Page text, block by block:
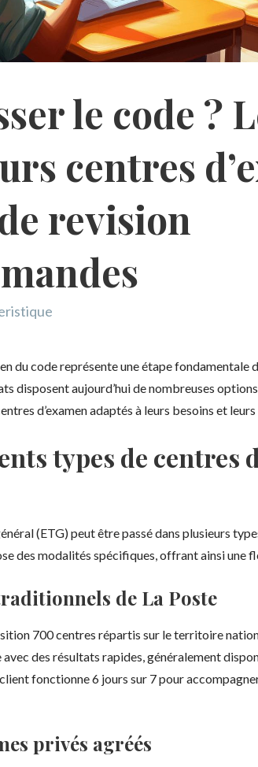
le code ?
centres
revision
du code représente une étape fondamentale
disposent aujourd’hui de nombreuses
d’examen adaptés à leurs besoins et
types de centres
(ETG) peut être passé dans plusieurs
des modalités spécifiques, offrant ainsi une
de La Poste
700 centres répartis sur le territoire
des résultats rapides, généralement
client fonctionne 6 jours sur 7 pour
privés agréés